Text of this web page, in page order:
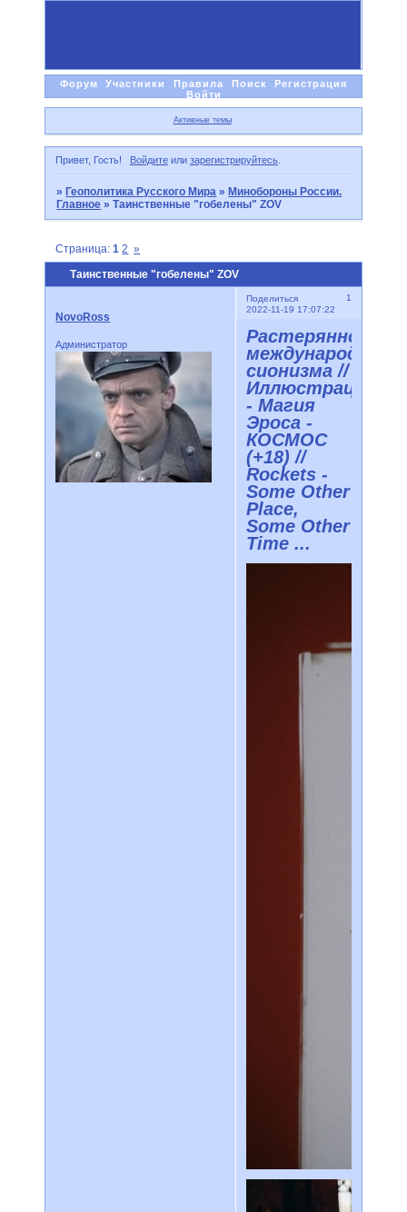
Форум Участники Правила Поиск
Регистрация
Войти
Активные темы
Привет, Гость! Войдитеили зарегистрируйтесь.
»Геополитика Русского Мира »Минобороны России.
Главное »Таинственные "гобелены" ZOV
Таинственные "гобелены" ZOV
Страница:1 2 »
Поделиться
1
2022-11-19 17:07:22
NovoRoss
Администратор
Растерянность
международного
сионизма //
Иллюстрации
- Магия
Эроса -
КОСМОС
(+18) //
Rockets -
Some Other
Place,
Some Other
Time ...